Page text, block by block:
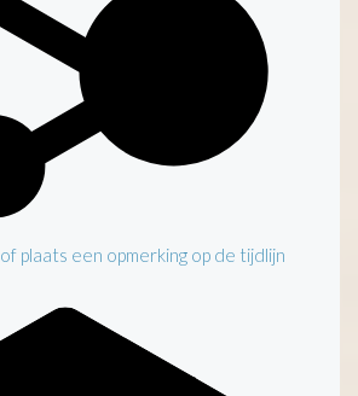
plaats een opmerking op de tijdlijn